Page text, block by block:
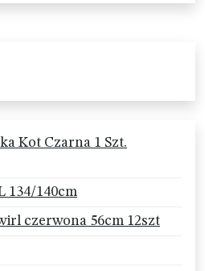
Kot Czarna 1 Szt.
134/140cm
czerwona 56cm 12szt